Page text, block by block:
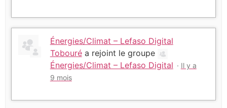
Énergies/Climat – Lefaso Digital
Tobouréa rejoint le groupe
Énergies/Climat – Lefaso Digital
Il y a
9 mois